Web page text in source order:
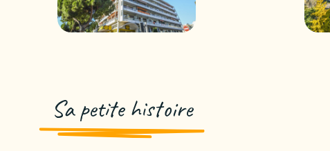
Sa petite histoire